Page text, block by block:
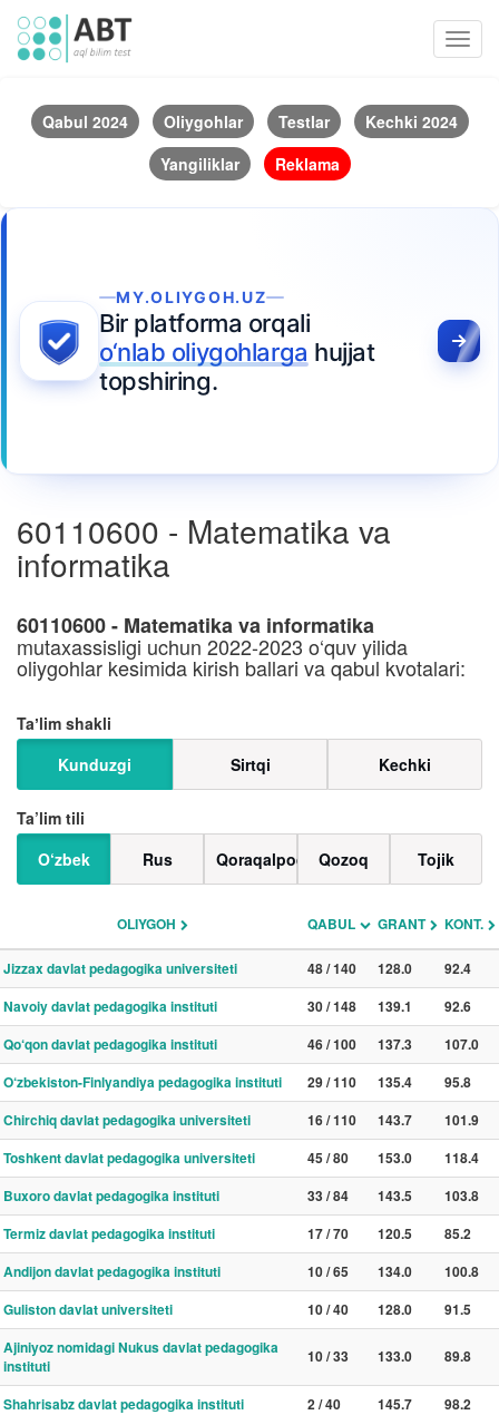
Qabul 2024 Oliygohlar Testlar
Kechki 2024
Yangiliklar
Reklama
MY.OLIYGOH.UZ
Bir platforma orqali
o‘nlab oliygohlarga hujjat
topshiring.
60110600 - Matematika va
informatika
60110600 - Matematika va informatika
mutaxassisligi uchun 2022-2023 o‘quv yilida
oliygohlar kesimida kirish ballari va qabul kvotalari:
Taʼlim shakli
Kunduzgi
Sirtqi Kechki
Ta’lim tili
O‘zbek
Rus Qoraqalpoq Qozoq Tojik
OLIYGOH QABUL GRANT KONT.
Jizzax davlat pedagogika universiteti 48 / 140 128.0
92.4
Navoiy davlat pedagogika instituti
30 / 148 139.1
92.6
Qo‘qon davlat pedagogika instituti
46 / 100 137.3
107.0
O‘zbekiston-Finlyandiya pedagogika instituti
29 / 110 135.4
95.8
Chirchiq davlat pedagogika universiteti
16 / 110 143.7
101.9
Toshkent davlat pedagogika universiteti
45 / 80 153.0
118.4
Buxoro davlat pedagogika instituti
33 / 84 143.5
103.8
Termiz davlat pedagogika instituti
17 / 70 120.5
85.2
Andijon davlat pedagogika instituti
10 / 65 134.0
100.8
Guliston davlat universiteti
10 / 40 128.0
91.5
Ajiniyoz nomidagi Nukus davlat pedagogika
instituti
10 / 33 133.0 89.8
Shahrisabz davlat pedagogika instituti 2 / 40 145.7
98.2